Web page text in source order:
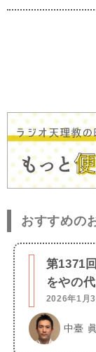
おすすめの
第1371回
をやの代
2026年1月
中臺